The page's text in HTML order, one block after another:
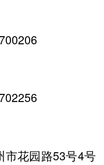
花园路53号4号